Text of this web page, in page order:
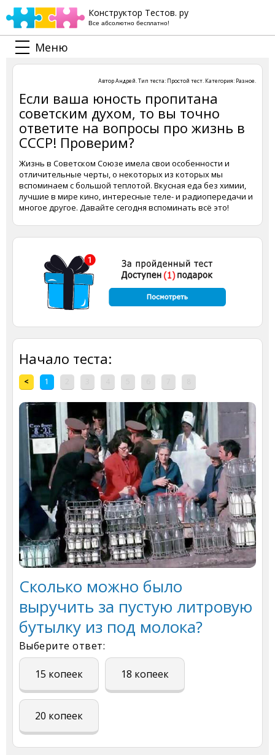
Конструктор Тестов. ру
Все абсолютно бесплатно!
Меню
АвторАндрей. Тип теста: Простой тест. Категория: Разное.
Если ваша юность пропитана
советским духом, то вы точно
ответите на вопросы про жизнь в
СССР! Проверим?
Жизнь в Советском Союзе имела свои особенности и
отличительные черты, о некоторых из которых мы
вспоминаем с большой теплотой. Вкусная еда без химии,
лучшие в мире кино, интересные теле- и радиопередачи и
многое другое. Давайте сегодня вспоминать всё это!
Начало теста:
< 1
Сколько можно было
выручить за пустую литровую
бутылку из под молока?
Выберите ответ:
15 копеек 18 копеек
20 копеек